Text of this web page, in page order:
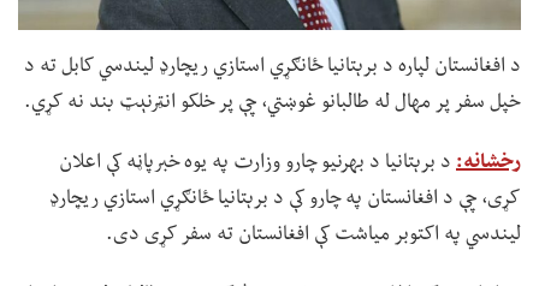
د افغانستان لپاره د برېتانیا ځانګړي استازي ریچارډ لیندسي کابل ته د
خپل سفر پر مهال له طالبانو غوښتي، چې پر خلکو انټرنېټ بند نه کړي.
رخشانه:د برېتانیا د بهرنیو چارو وزارت په یوه خبرپاڼه کې اعلان
کړی، چې د افغانستان په چارو کې د برېتانیا ځانګړي استازي ریچارډ
لیندسي په اکتوبر میاشت کې افغانستان ته سفر کړی دی.